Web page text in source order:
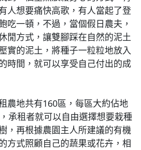
人想要痛快高歌，有人當起了登
吃一頓，不過，當個假日農夫，
閒方式，讓雙腳踩在自然的泥土
實的泥土，將種子一粒粒地放入
時間，就可以享受自己付出的成
農地共有160區，每區大約佔地
承租者就可以自由選擇想要栽種
，再根據農園主人所建議的有機
方式照顧自己的蔬果或花卉，相